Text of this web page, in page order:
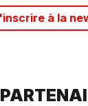
à la